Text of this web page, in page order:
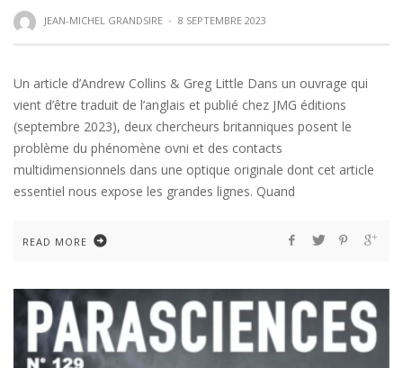
JEAN-MICHEL GRANDSIRE · 8 SEPTEMBRE 2023
Un article d’Andrew Collins & Greg Little Dans un ouvrage qui
vient d’être traduit de l’anglais et publié chez JMG éditions
(septembre 2023), deux chercheurs britanniques posent le
problème du phénomène ovni et des contacts
multidimensionnels dans une optique originale dont cet article
essentiel nous expose les grandes lignes. Quand
READ MORE